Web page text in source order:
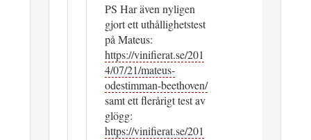
PS Har även nyligen
gjort ett uthållighetstest
på Mateus:
https://vinifierat.se/201
4/07/21/mateus-
odestimman-beethoven/
samt ett flerårigt test av
glögg:
https://vinifierat.se/201